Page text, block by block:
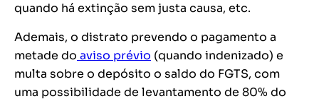
quando há extinção sem justa causa, etc.
Ademais, o distrato prevendo o pagamento a
metade do aviso prévio (quando indenizado) e
multa sobre o depósito o saldo do FGTS, com
uma possibilidade de levantamento de 80% do